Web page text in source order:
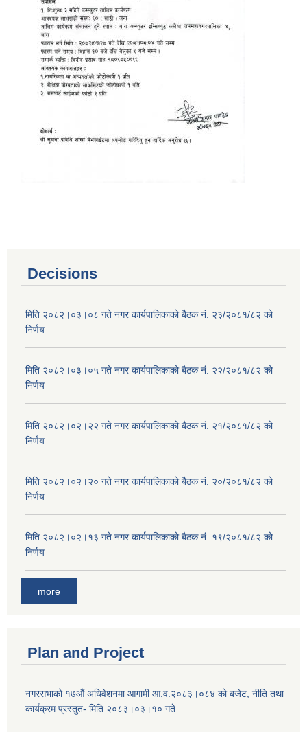
Decisions
मिति २०८२।०३।०८ गते नगर कार्यपालिकाको बैठक नं. २३/२०८१/८२ को
निर्णय
मिति २०८२।०३।०५ गते नगर कार्यपालिकाको बैठक नं. २२/२०८१/८२ को
निर्णय
मिति २०८२।०२।२२ गते नगर कार्यपालिकाको बैठक नं. २१/२०८१/८२ को
निर्णय
मिति २०८२।०२।२० गते नगर कार्यपालिकाको बैठक नं. २०/२०८१/८२ को
निर्णय
मिति २०८२।०२।१३ गते नगर कार्यपालिकाको बैठक नं. १९/२०८१/८२ को
निर्णय
more
Plan and Project
नगरसभाको १७औं अधिवेशनमा आगामी आ.व.२०८३।०८४ को बजेट, नीति तथा
कार्यक्रम प्रस्तुत- मिति २०८३।०३।१० गते